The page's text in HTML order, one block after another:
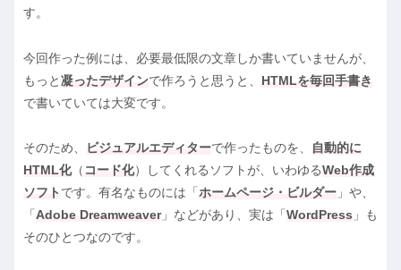
す。
今回作った例には、必要最低限の文章しか書いていませんが、
もっと凝ったデザインで作ろうと思うと、 HTMLを毎回手書き
で書いていては大変です。
そのため、 ビジュアルエディターで作ったものを、 自動的に
HTML化（ コード化）してくれるソフトが、いわゆるWeb作成
ソフト です。有名なものには「 ホームページ・ビルダー 」や、
「 Adobe Dreamweaver」などがあり、実は「 WordPress 」も
そのひとつなのです。